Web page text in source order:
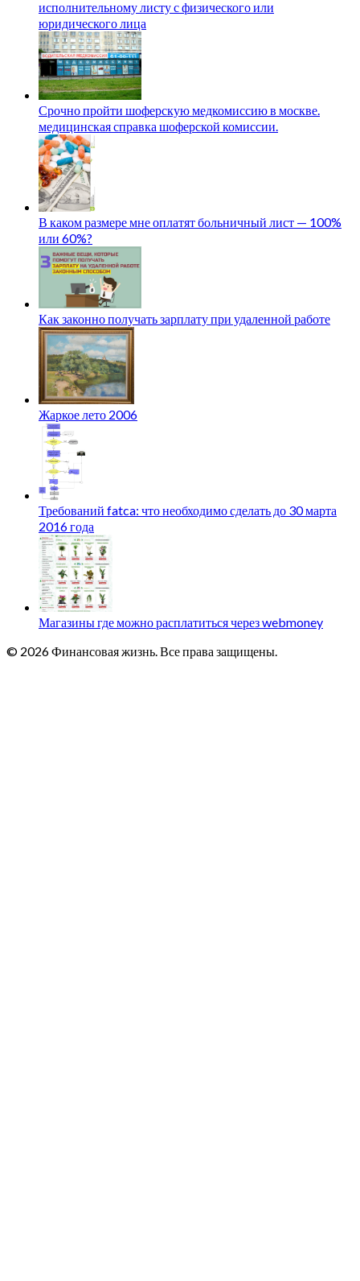
исполнительному листу с физического или
юридического лица
Срочно пройти шоферскую медкомиссию в москве.
медицинская справка шоферской комиссии.
В каком размере мне оплатят больничный лист — 100%
или 60%?
Как законно получать зарплату при удаленной работе
Жаркое лето 2006
Требований fatca: что необходимо сделать до 30 марта
2016 года
Магазины где можно расплатиться через webmoney
© 2026 Финансовая жизнь. Все права защищены.